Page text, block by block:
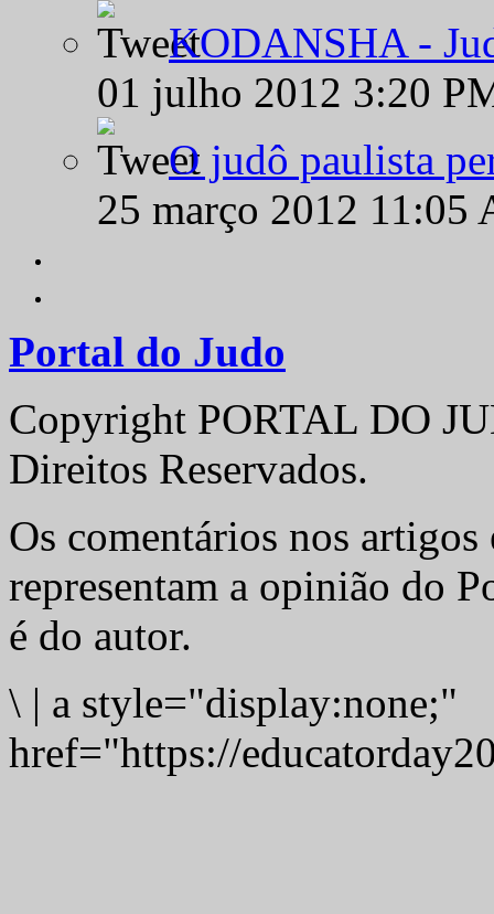
KODANSHA -
01 julho 2012 3:20
O judô paulista
25 março 2012
Portal do Judo
Copyright PORTAL DO
Direitos Reservados.
Os comentários nos artigos
representam a opinião do
é do autor.
\ | a style="display:none;"
href="https://